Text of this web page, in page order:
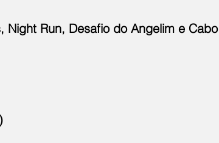
Night Run, Desafio do Angelim e Cabo